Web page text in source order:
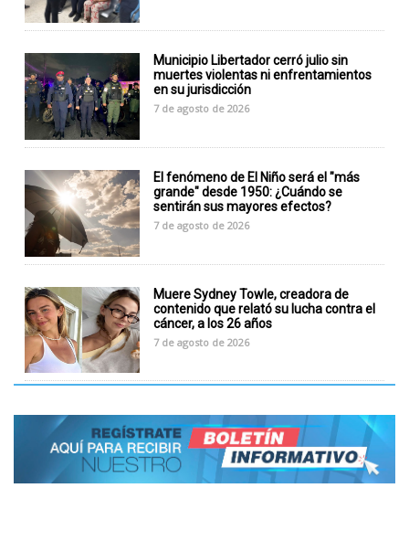
Municipio Libertador cerró julio sin
muertes violentas ni enfrentamientos
en su jurisdicción
7 de agosto de 2026
El fenómeno de El Niño será el "más
grande" desde 1950: ¿Cuándo se
sentirán sus mayores efectos?
7 de agosto de 2026
Muere Sydney Towle, creadora de
contenido que relató su lucha contra el
cáncer, a los 26 años
7 de agosto de 2026